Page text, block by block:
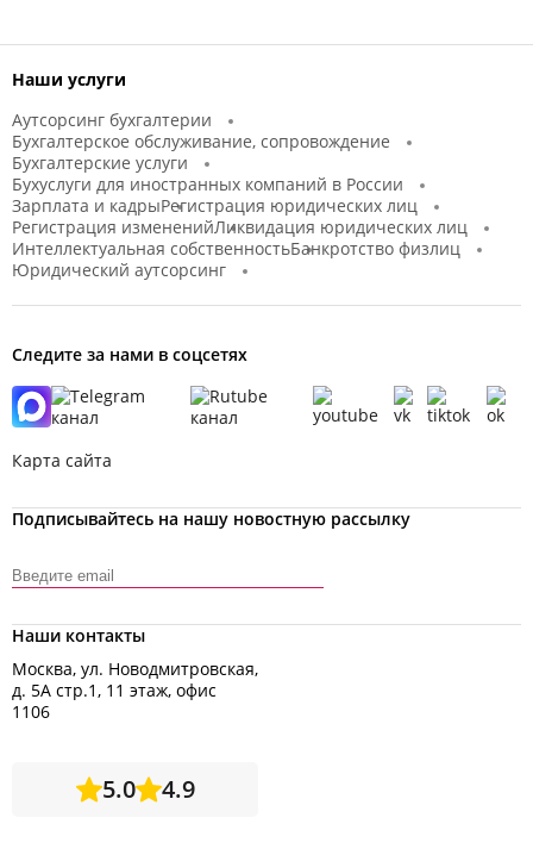
Наши услуги
Аутсорсинг бухгалтерии
Бухгалтерское обслуживание, сопровождение
Бухгалтерские услуги
Бухуслуги для иностранных компаний в России
Зарплата и кадрыРегистрация юридических лиц
Регистрация измененийЛиквидация юридических лиц
Интеллектуальная собственностьБанкротство физлиц
Юридический аутсорсинг
Следите за нами в соцсетях
Карта сайта
Подписывайтесь на нашу новостную рассылку
Наши контакты
Москва, ул. Новодмитровская,
д. 5А стр.1, 11 этаж, офис
1106
5.0 4.9